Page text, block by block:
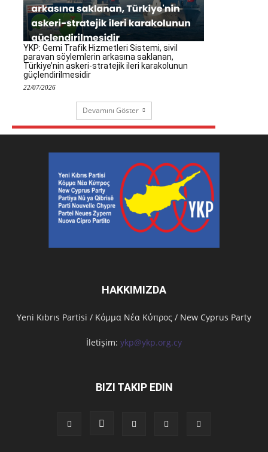
YKP: Gemi Trafik Hizmetleri Sistemi, sivil
paravan söylemlerin arkasına saklanan,
Türkiye’nin askeri-stratejik ileri karakolunun
güçlendirilmesidir
22/07/2026
Devamını Göster
HAKKIMIZDA
Υeni Kıbrıs Partisi / Κόμμα Νέα Κύπρος / New Cyprus Party
İletişim: ykp@ykp.org.cy
BIZI TAKIP EDIN